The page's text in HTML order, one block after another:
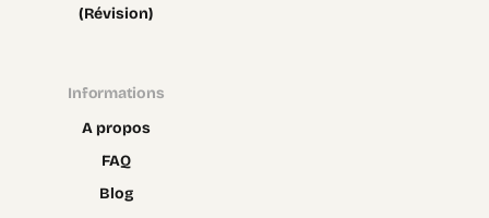
(Révision)
Informations
A propos
FAQ
Blog